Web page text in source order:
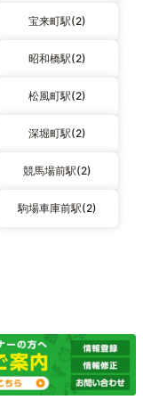
宝来町駅(2)
昭和橋駅(2)
松風町駅(2)
深堀町駅(2)
競馬場前駅(2)
駒場車庫前駅(2)